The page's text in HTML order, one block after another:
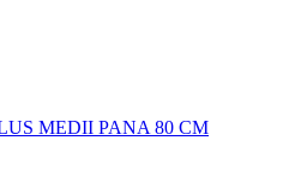
MEDII PANA 80 CM